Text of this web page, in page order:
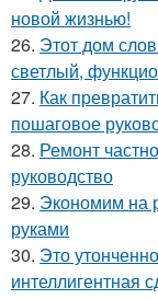
новой жизнью!
26. Этот дом
светлый,
27. Как
пошаговое
28. Ремонт
руководство
29. Экономим на
руками
30. Это
интеллигентная